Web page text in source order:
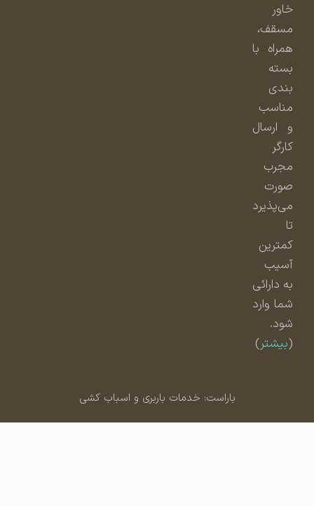
مسقف،
همراه با
بسته
بندی
مناسب
و ارسال
مجرب
صورت
می‌پذیرد
کمترین
آسیب
به دارائی
شما وارد
شود.
بیشتر)
باراست: خدمات باربری و اسباب کشی